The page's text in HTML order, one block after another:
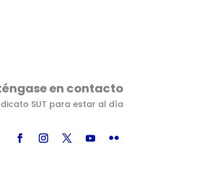
en contacto
SUT para estar al día